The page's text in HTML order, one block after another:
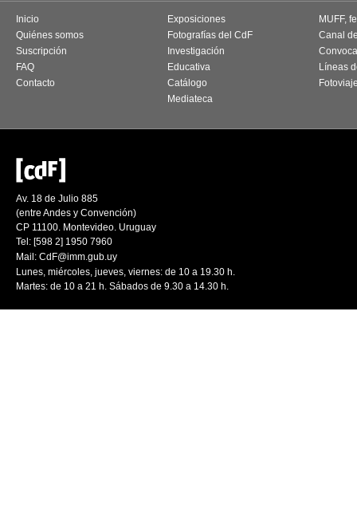
Inicio
Quiénes somos
Suscripción
FAQ
Contacto
Exposiciones
Fotografías del CdF
Investigación
Educativa
Catálogo
Mediateca
MUFF,
Canal
Líneas
Av. 18 de Julio 885
(entre Andes y Convención)
CP 11100. Montevideo. Uruguay
Tel: [598 2] 1950 7960
Mail: CdF@imm.gub.uy
Lunes, miércoles, jueves, viernes: de 10 a 19.30 h.
Martes: de 10 a 21 h. Sábados de 9.30 a 14.30 h.